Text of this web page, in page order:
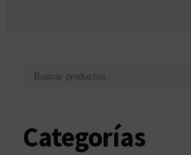
a
Categorías